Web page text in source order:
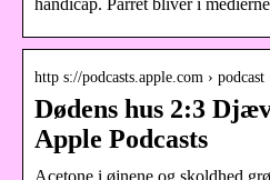
http s://podcasts.apple.com ›
Dødens hus 2:3
Apple Podcasts
Acetone i øjnene og skoldhed